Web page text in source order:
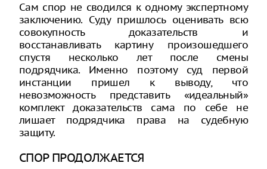
Сам спор не сводился к одному экспертному
заключению. Суду пришлось оценивать всю
совокупность доказательств и
восстанавливать картину произошедшего
спустя несколько лет после смены
подрядчика. Именно поэтому суд первой
инстанции пришел к выводу, что
невозможность представить «идеальный»
комплект доказательств сама по себе не
лишает подрядчика права на судебную
защиту.
СПОР ПРОДОЛЖАЕТСЯ